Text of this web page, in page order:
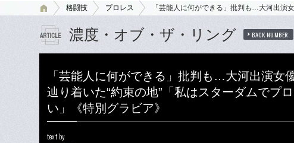
格闘技 プロレス 「芸能人に何ができる」批判も…大河出演
濃度・オブ・ザ・リング BACK NUMBER
「芸能人に何ができる」批判も…大河出演女
辿り着いた“約束の地”「私はスターダムでプ
い」《特別グラビア》
text by